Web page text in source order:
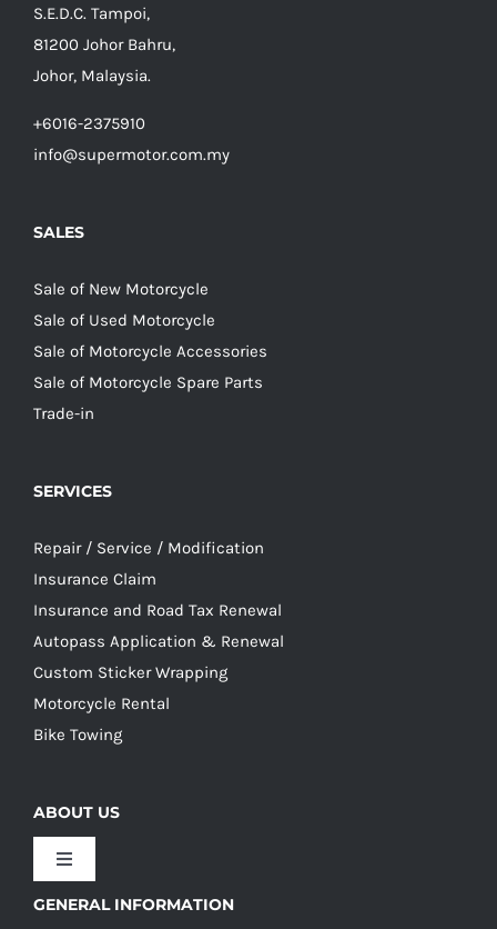
S.E.D.C. Tampoi,
81200 Johor Bahru,
Johor, Malaysia.
+6016-2375910
info@supermotor.com.my
SALES
Sale of New Motorcycle
Sale of Used Motorcycle
Sale of Motorcycle Accessories
Sale of Motorcycle Spare Parts
Trade-in
SERVICES
Repair / Service / Modification
Insurance Claim
Insurance and Road Tax Renewal
Autopass Application & Renewal
Custom Sticker Wrapping
Motorcycle Rental
Bike Towing
ABOUT US
Toggle
Our Culture
GENERAL INFORMATION